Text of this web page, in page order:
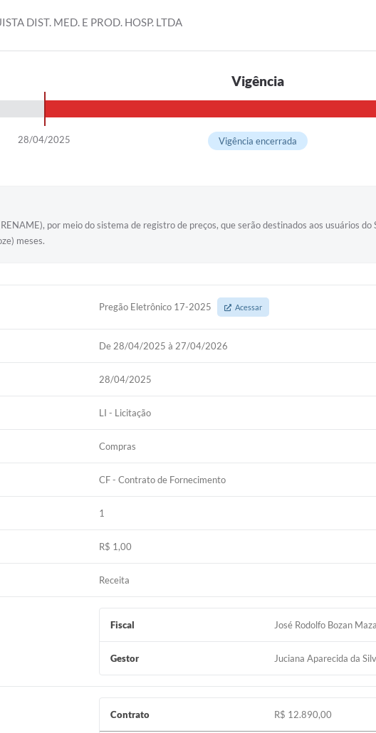
DIST. MED. E PROD. HOSP. LTDA
Vigência
28/04/2025 Vigência encerrada
por meio do sistema de registro de preços, que serão destinados aos usuários
meses.
Pregão Eletrônico 17-2025 Acessar
De 28/04/2025 à 27/04/2026
28/04/2025
LI - Licitação
Compras
CF - Contrato de Fornecimento
1
R$ 1,00
Receita
Fiscal
José Rodolfo Bozan
Gestor Juciana Aparecida da
Contrato
R$ 12.890,00